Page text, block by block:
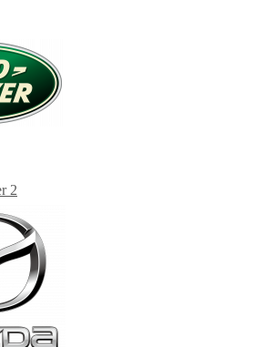
2